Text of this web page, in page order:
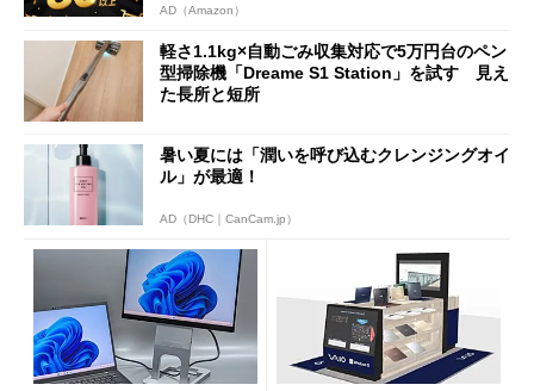
AD（Amazon）
軽さ1.1kg×自動ごみ収集対応で5万円台のペン
型掃除機「Dreame S1 Station」を試す 見え
た長所と短所
暑い夏には「潤いを呼び込むクレンジングオイ
ル」が最適！
AD（DHC｜CanCam.jp）